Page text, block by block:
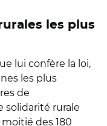
les plus
lui confère la loi,
les plus
de
solidarité rurale
moitié des 180